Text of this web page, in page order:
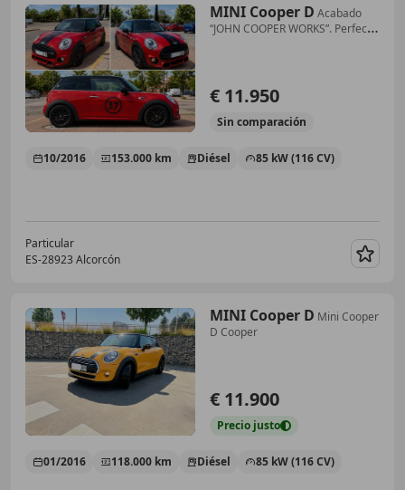
MINI Cooper D Acabado
“JOHN COOPER WORKS”. Perfecto
€ 11.950
Sin comparación
10/2016 153.000 km Diésel 85 kW (116 CV)
Particular
ES-28923 Alcorcón
MINI Cooper D Mini Cooper
D Cooper
€ 11.900
Precio justo
01/2016 118.000 km Diésel 85 kW (116 CV)